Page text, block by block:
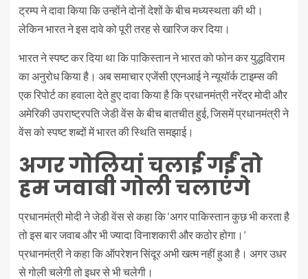
ट्रम्प ने दावा किया कि उन्होंने दोनों देशों के बीच मध्यस्थता की थी।
लेकिन भारत ने इस दावे को पूरी तरह से खारिज कर दिया।
भारत ने स्पष्ट कर दिया था कि पाकिस्तान ने भारत को फोन कर युद्धविराम
का अनुरोध किया है। अब समाचार एजेंसी एएनआई ने न्यूयॉर्क टाइम्स की
एक रिपोर्ट का हवाला देते हुए दावा किया है कि प्रधानमंत्री नरेंद्र मोदी और
अमेरिकी उपराष्ट्रपति जेडी वेंस के बीच बातचीत हुई, जिसमें प्रधानमंत्री ने
वेंस को स्पष्ट शब्दों में भारत की स्थिति समझाई।
अगर गोलियां चलाई गईं तो
हम जवाबी गोली चलाएंगे
प्रधानमंत्री मोदी ने जेडी वेंस से कहा कि ‘अगर पाकिस्तान कुछ भी करता है
तो इस बार जवाब और भी ज्यादा विनाशकारी और कठोर होगा।’
प्रधानमंत्री ने कहा कि ऑपरेशन सिंदूर अभी खत्म नहीं हुआ है। अगर उधर
से गोली चलेगी तो इधर से भी चलेगी।